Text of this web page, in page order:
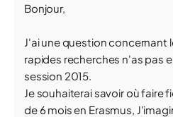
Bonjour,
J'ai une question concernant
rapides recherches n'as pas
session 2015.
Je souhaiterai savoir où faire
de 6 mois en Erasmus,